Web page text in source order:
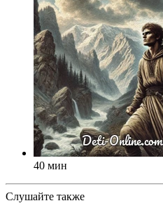
40 мин
Слушайте также